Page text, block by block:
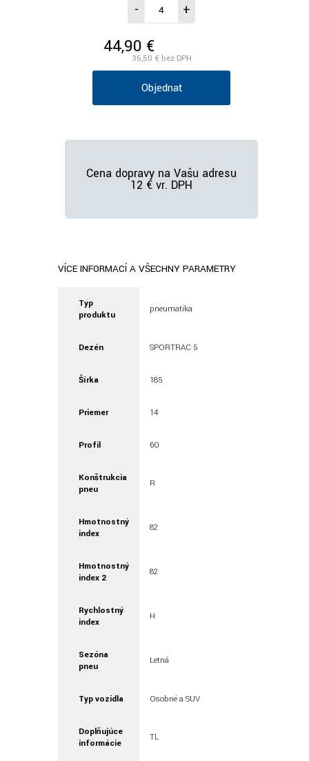
- +
44,90 €
36,50 € bez DPH
Objednať
Cena dopravy na Vašu adresu
12 € vr. DPH
VÍCE INFORMACÍ A VŠECHNY PARAMETRY
Typ
produktu
pneumatika
Dezén SPORTRAC 5
Šírka 185
Priemer 14
Profil 60
Konštrukcia
pneu
R
Hmotnostný
index
82
Hmotnostný
index 2
82
Rychlostný
index
H
Sezóna
pneu
Letná
Typ vozidla Osobné a SUV
Doplňujúce
informácie
TL